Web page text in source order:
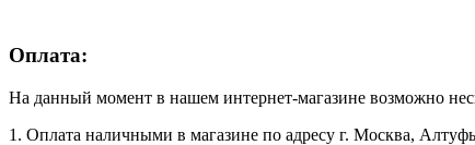
Оплата:
На данный момент в нашем интернет-магазине возможно
1. Оплата наличными в магазине по адресу г. Москва,